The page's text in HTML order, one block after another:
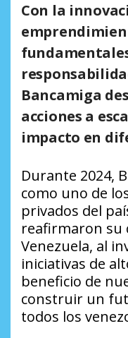
Con la
Bancamiga
acciones a
impacto en
Durante 2024,
como uno de
privados del
reafirmaron su
Venezuela, al
iniciativas de
beneficio de
construir un
todos los